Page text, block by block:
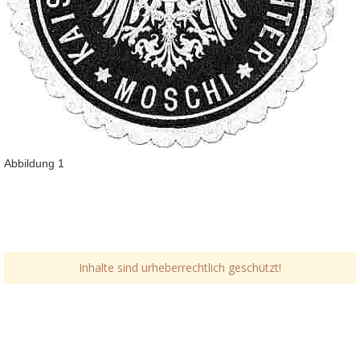
Abbildung 1
Inhalte sind urheberrechtlich geschützt!